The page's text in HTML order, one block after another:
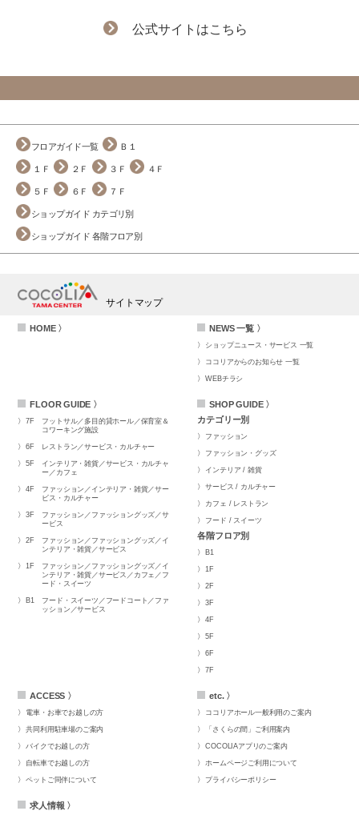
公式サイトはこちら
フロアガイド一覧 Ｂ１
１Ｆ ２Ｆ ３Ｆ ４Ｆ
５Ｆ ６Ｆ ７Ｆ
ショップガイド カテゴリ別
ショップガイド 各階フロア別
サイトマップ
HOME 〉 NEWS 一覧 〉
ショップニュース・サービス 一覧
ココリアからのお知らせ 一覧
WEBチラシ
FLOOR GUIDE 〉
7F
フットサル／多目的貸ホール／保育室＆
コワーキング施設
6F レストラン／サービス・カルチャー
5F
インテリア・雑貨／サービス・カルチャ
ー／カフェ
4F
ファッション／インテリア・雑貨／サー
ビス・カルチャー
3F
ファッション／ファッショングッズ／サ
ービス
2F
ファッション／ファッショングッズ／イ
ンテリア・雑貨／サービス
1F
ファッション／ファッショングッズ／イ
ンテリア・雑貨／サービス／カフェ／フ
ード・スイーツ
B1
フード・スイーツ／フードコート／ファ
ッション／サービス
SHOP GUIDE 〉
カテゴリー別
ファッション
ファッション・グッズ
インテリア / 雑貨
サービス / カルチャー
カフェ / レストラン
フード / スイーツ
各階フロア別
B1
1F
2F
3F
4F
5F
6F
7F
ACCESS 〉
電車・お車でお越しの方
共同利用駐車場のご案内
バイクでお越しの方
自転車でお越しの方
ペットご同伴について
etc. 〉
ココリアホール一般利用のご案内
「さくらの間」ご利用案内
COCOLIAアプリのご案内
ホームページご利用について
プライバシーポリシー
求人情報 〉